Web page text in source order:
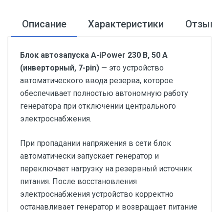
Описание Характеристики
Блок автозапуска A-iPower 230 В, 50 А
(инверторный, 7-pin) — это устройство
автоматического ввода резерва, которое
обеспечивает полностью автономную работу
генератора при отключении центрального
электроснабжения.
При пропадании напряжения в сети блок
автоматически запускает генератор и
переключает нагрузку на резервный источник
питания. После восстановления
электроснабжения устройство корректно
останавливает генератор и возвращает питание